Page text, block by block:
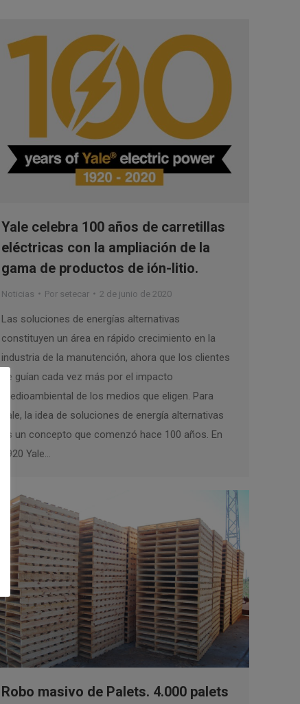
Yale celebra 100 años de carretillas
eléctricas con la ampliación de la
gama de productos de ión-litio.
Noticias Por setecar 2 de junio de 2020
Las soluciones de energías alternativas
constituyen un área en rápido crecimiento en la
industria de la manutención, ahora que los clientes
se guían cada vez más por el impacto
medioambiental de los medios que eligen. Para
Yale, la idea de soluciones de energía alternativas
es un concepto que comenzó hace 100 años. En
1920 Yale…
Robo masivo de Palets. 4.000 palets